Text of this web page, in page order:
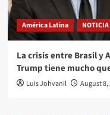
América Latina
La crisis entre Brasil y
Trump tiene mucho
Luis Johvanil August 8,